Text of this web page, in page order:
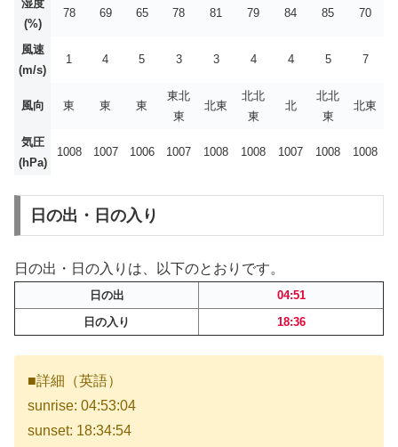
湿度
(%)
78 69 65 78 81 79 84 85 70
風速
(m/s)
1 4 5 3 3 4 4 5 7
風向 東 東 東
東北
東
北東
北北
東
北
北北
東
北東
気圧
(hPa)
1008 1007 1006 1007 1008 1008 1007 1008 1008
日の出・日の入り
日の出・日の入りは、以下のとおりです。
日の出
04:51
日の入り
18:36
■詳細（英語）
sunrise: 04:53:04
sunset: 18:34:54